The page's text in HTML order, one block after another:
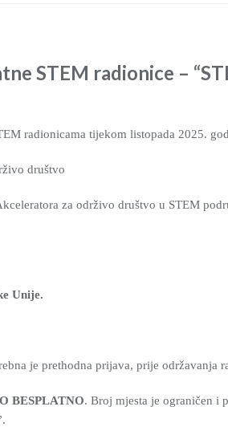
STEM radionice –
radionicama tijekom listopada 2025.
društvo
za održivo društvo u STEM
Unije.
je prethodna prijava, prije održavanja
BESPLATNO. Broj mjesta je ograničen i